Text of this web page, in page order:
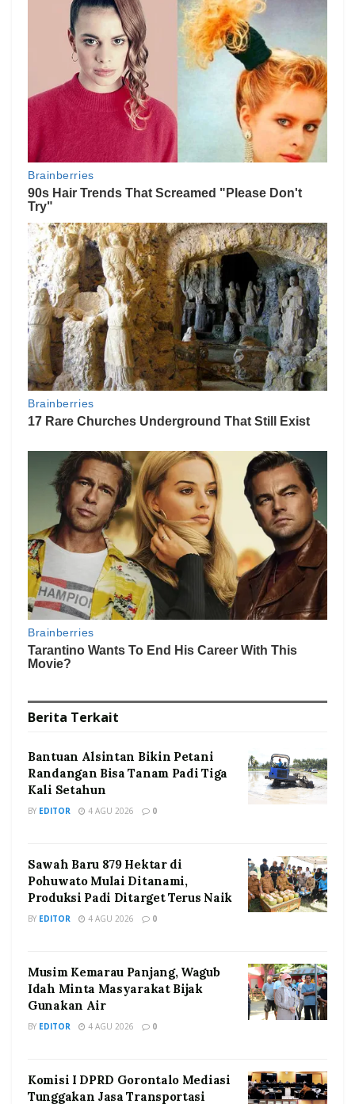
Berita Terkait
Bantuan Alsintan Bikin Petani
Randangan Bisa Tanam Padi Tiga
Kali Setahun
BY EDITOR 4 AGU 2026 0
Sawah Baru 879 Hektar di
Pohuwato Mulai Ditanami,
Produksi Padi Ditarget Terus Naik
BY EDITOR 4 AGU 2026 0
Musim Kemarau Panjang, Wagub
Idah Minta Masyarakat Bijak
Gunakan Air
BY EDITOR 4 AGU 2026 0
Komisi I DPRD Gorontalo Mediasi
Tunggakan Jasa Transportasi